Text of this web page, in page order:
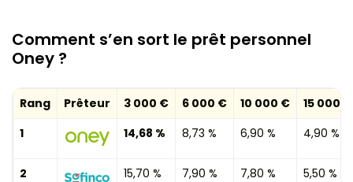
Comment s’en sort le prêt personnel
Oney ?
Rang Prêteur 3 000 € 6 000 € 10 000 €
15 000 €
1
14,68 % 8,73 % 6,90 % 4,90 %
2 15,70 % 7,90 % 7,80 % 5,50 %